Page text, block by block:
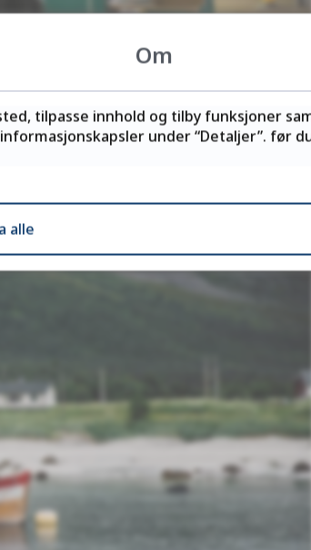
Om
tilpasse innhold og tilby funksjoner
under “Detaljer”. før
alle